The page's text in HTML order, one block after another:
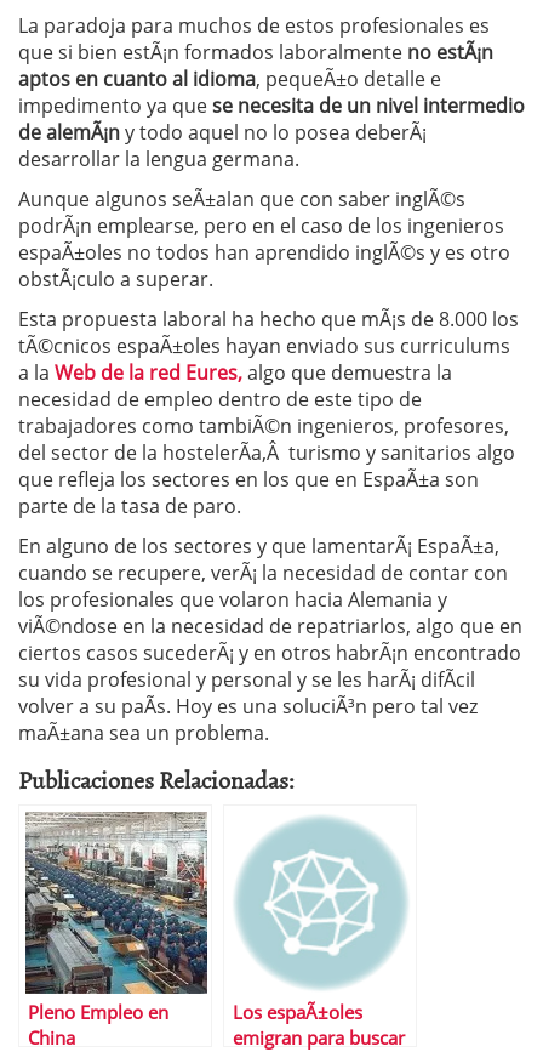
La paradoja para muchos de estos profesionales es
que si bien estÃ¡n formados laboralmente no estÃ¡n
aptos en cuanto al idioma, pequeÃ±o detalle e
impedimento ya quese necesita de un nivel intermedio
de alemÃ¡ny todo aquel no lo posea deberÃ¡
desarrollar la lengua germana.
Aunque algunos seÃ±alan que con saber inglÃ©s
podrÃ¡n emplearse, pero en el caso de los ingenieros
espaÃ±oles no todos han aprendido inglÃ©s y es otro
obstÃ¡culo a superar.
Esta propuesta laboral ha hecho que mÃ¡s de 8.000 los
tÃ©cnicos espaÃ±oles hayan enviado sus curriculums
a la Web de la red Eures,algo que demuestra la
necesidad de empleo dentro de este tipo de
trabajadores como tambiÃ©n ingenieros, profesores,
del sector de la hostelerÃ­a,Â turismo y sanitarios algo
que refleja los sectores en los que en EspaÃ±a son
parte de la tasa de paro.
En alguno de los sectores y que lamentarÃ¡ EspaÃ±a,
cuando se recupere, verÃ¡ la necesidad de contar con
los profesionales que volaron hacia Alemania y
viÃ©ndose en la necesidad de repatriarlos, algo que en
ciertos casos sucederÃ¡ y en otros habrÃ¡n encontrado
su vida profesional y personal y se les harÃ¡ difÃ­cil
volver a su paÃ­s. Hoy es una soluciÃ³n pero tal vez
maÃ±ana sea un problema.
Publicaciones Relacionadas:
Pleno Empleo en
China
Los espaÃ±oles
emigran para buscar